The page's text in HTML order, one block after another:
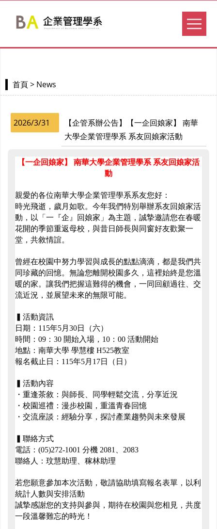
首頁 > News
2026/3/31
【企管系辦公告】【一企回娘家】 南華
大學企業管理學系 系友回娘家活動
【一企回娘家】 南華大學企業管理學系 系友回娘家活
動
親愛的各位南華大學企業管理學系系友您好：
時光飛逝，歲月如歌。今年我們特別舉辦系友回娘家活
動，以「一『企』回娘家」為主題，誠摯邀請您在春暖
花開的季節重返母校，與昔日師長與同窗好友歡聚一
堂，共敘情誼。
曾經在校園中努力學習與成長的點點滴滴，都是我們共
同珍藏的回憶。無論您離開校園多久，這裡始終是您溫
暖的家。讓我們把握這難得的機會，一同回顧過往、交
流近況，並展望未來的無限可能。
活動資訊
日期： 115年5月 30日（六）
時間： 09 ： 30 開始入場， 10 ： 00 活動開始
地點：南華大學 學慧樓 H525教室
報名截止日： 115年5月 17日（日）
活動內容
・重逢茶敘：與師長、同學輕鬆交流，分享近況
・校園巡禮：漫步校園，重溫青春回憶
・交流座談：經驗分享，探討產業趨勢與未來發展
聯絡方式
電話： (05)272-1001 分機 2081
2083
聯絡人：玟慧助理、稼林助理
若您願意參加本次活動，敬請協助填寫報名表單，以利
統計人數與安排活動
誠摯感謝您的支持與參與，期待在校園與您相見，共度
一段溫馨難忘的時光！